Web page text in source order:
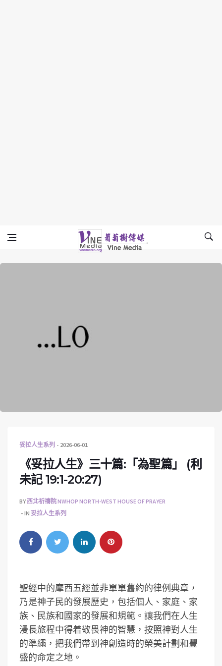
Vine Media
葡萄樹傳媒
妥拉人生系列 2026-06-01
《妥拉人生》三十篇:「為聖篇」 (利
未記 19:1-20:27)
BY西北祈禱院 NWHOP NORTH-WEST HOUSE OF PRAYER
IN 妥拉人生系列
聖經中的摩西五經並非單單舊約的律例典章，
乃是神子民的發展歷史，包括個人、家庭、家
族、民族和國家的發展和規範。讓我們在人生
漫長旅程中得着敬畏神的智慧，按照神對人生
的準繩，把我們帶到神創造時的榮美計劃和豐
盛的命定之地。